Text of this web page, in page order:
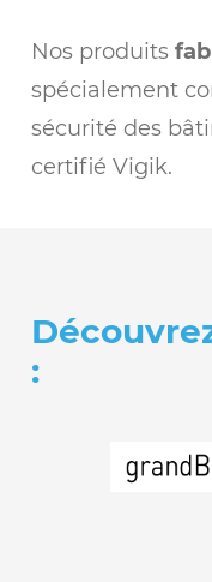
Nos produits
spécialement
sécurité des
certifié Vigik.
: